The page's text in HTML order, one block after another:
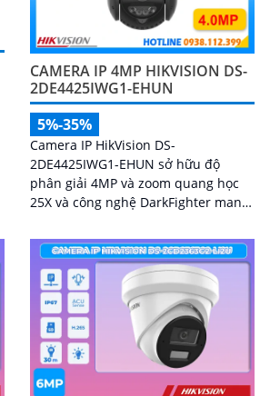
CAMERA IP 4MP HIKVISION DS-
2DE4425IWG1-EHUN
5%-35%
Camera IP HikVision DS-
2DE4425IWG1-EHUN sở hữu độ
phân giải 4MP và zoom quang học
25X và công nghệ DarkFighter mang
điều kiện thiếu sáng